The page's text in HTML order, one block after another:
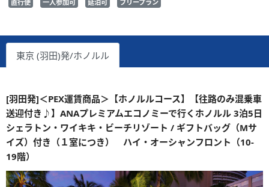
直行便 一人参加可 延泊可 フリープラン
東京 (羽田)発/ホノルル
[羽田発]＜PEX運賃商品＞【ホノルルコース】【往路のみ混乗車
送迎付き♪】ANAプレミアムエコノミーで行くホノルル 3泊5日
シェラトン・ワイキキ・ビーチリゾート / ギフトバッグ（Mサ
イズ）付き（１室につき） ハイ・オーシャンフロント（10-
19階）